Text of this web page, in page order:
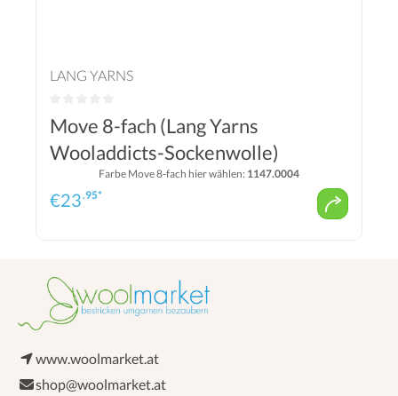
LANG YARNS
Move 8-fach (Lang Yarns
Wooladdicts-Sockenwolle)
Farbe Move 8-fach hier wählen: 1147.0004
€23.95*
www.woolmarket.at
shop@woolmarket.at